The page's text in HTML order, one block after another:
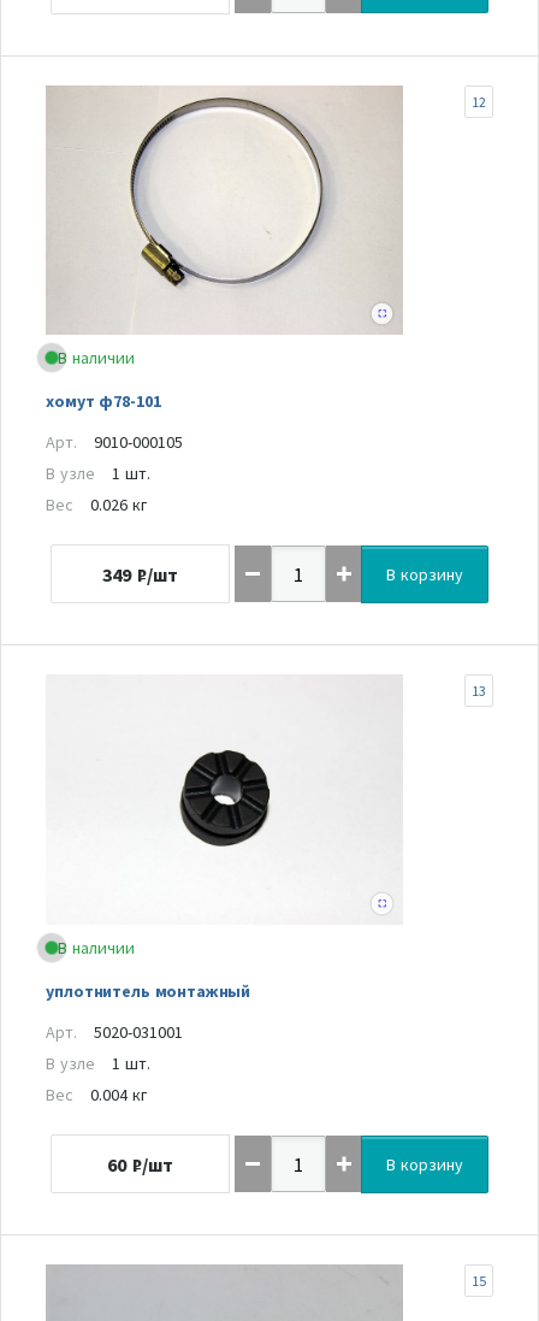
В наличии
хомут ф78-101
12
Арт.
9010-000105
В узле
1 шт.
Вес
0.026 кг
349 ₽/шт В корзину
В наличии
уплотнитель монтажный
13
Арт.
5020-031001
В узле
1 шт.
Вес
0.004 кг
60 ₽/шт В корзину
15